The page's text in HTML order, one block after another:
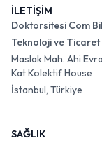
İLETİŞİM
Doktorsitesi Com
Teknoloji ve Ticaret
Maslak Mah. Ahi
Kat Kolektif House
İstanbul, Türkiye
SAĞLIK